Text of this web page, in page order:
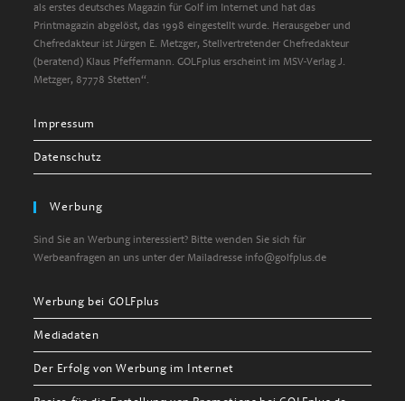
als erstes deutsches Magazin für Golf im Internet und hat das
Printmagazin abgelöst, das 1998 eingestellt wurde. Herausgeber und
Chefredakteur ist Jürgen E. Metzger, Stellvertretender Chefredakteur
(beratend) Klaus Pfeffermann. GOLFplus erscheint im MSV-Verlag J.
Metzger, 87778 Stetten“.
Impressum
Datenschutz
Werbung
Sind Sie an Werbung interessiert? Bitte wenden Sie sich für
Werbeanfragen an uns unter der Mailadresse info@golfplus.de
Werbung bei GOLFplus
Mediadaten
Der Erfolg von Werbung im Internet